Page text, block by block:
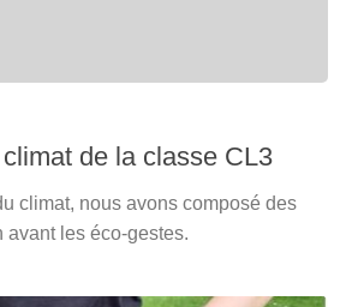
de la classe CL3
climat, nous avons composé des
avant les éco-gestes.